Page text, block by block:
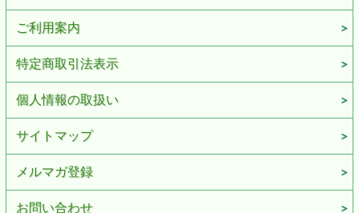
ご利用案内
特定商取引法表示
個人情報の取扱い
サイトマップ
メルマガ登録
お問い合わせ